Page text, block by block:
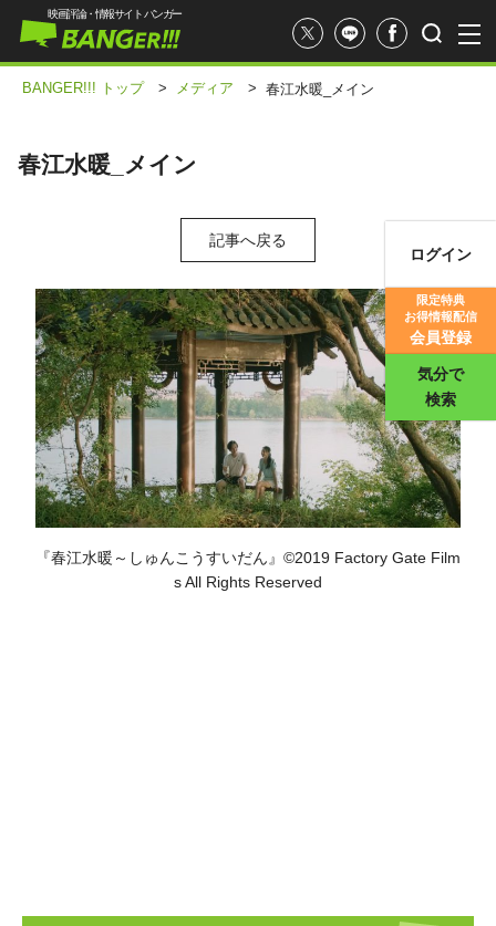
映画評価
映画評論・情報サイト バンガー
ログイン
限定特典
お得情報配信
会員登録
気分で
検索
BANGER!!! トップ > メディア > 春江水暖_メイン
春江水暖_メイン
記事へ戻る
『春江水暖～しゅんこうすいだん』©2019 Factory Gate Film
s All Rights Reserved